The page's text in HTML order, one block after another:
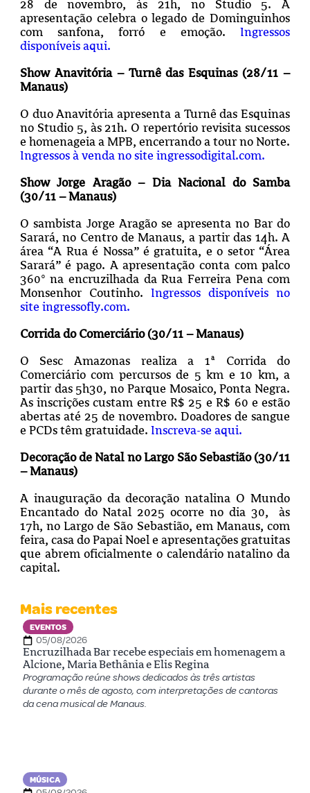
28 de novembro, às 21h, no Studio 5. A
apresentação celebra o legado de Dominguinhos
com sanfona, forró e emoção. Ingressos
disponíveis aqui.
Show Anavitória – Turnê das Esquinas (28/11 –
Manaus)
O duo Anavitória apresenta a Turnê das Esquinas
no Studio 5, às 21h. O repertório revisita sucessos
e homenageia a MPB, encerrando a tour no Norte.
Ingressos à venda no site ingressodigital.com.
Show Jorge Aragão – Dia Nacional do Samba
(30/11 – Manaus)
O sambista Jorge Aragão se apresenta no Bar do
Sarará, no Centro de Manaus, a partir das 14h. A
área “A Rua é Nossa” é gratuita, e o setor “Área
Sarará” é pago. A apresentação conta com palco
360° na encruzilhada da Rua Ferreira Pena com
Monsenhor Coutinho. Ingressos disponíveis no
site ingressofly.com.
Corrida do Comerciário (30/11 – Manaus)
O Sesc Amazonas realiza a 1ª Corrida do
Comerciário com percursos de 5 km e 10 km, a
partir das 5h30, no Parque Mosaico, Ponta Negra.
As inscrições custam entre R$ 25 e R$ 60 e estão
abertas até 25 de novembro. Doadores de sangue
e PCDs têm gratuidade. Inscreva-se aqui.
Decoração de Natal no Largo São Sebastião (30/11
– Manaus)
A inauguração da decoração natalina O Mundo
Encantado do Natal 2025 ocorre no dia 30, às
17h, no Largo de São Sebastião, em Manaus, com
feira, casa do Papai Noel e apresentações gratuitas
que abrem oficialmente o calendário natalino da
capital.
Mais recentes
EVENTOS
05/08/2026
Encruzilhada Bar recebe especiais em homenagem a
Alcione, Maria Bethânia e Elis Regina
Programação reúne shows dedicados às três artistas
durante o mês de agosto, com interpretações de cantoras
da cena musical de Manaus.
MÚSICA